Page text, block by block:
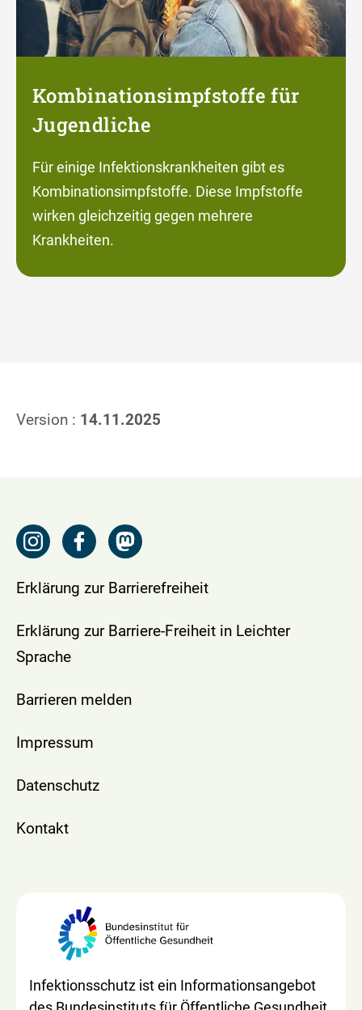
Kombinationsimpfstoffe für
Jugendliche
Für einige Infektionskrankheiten gibt es
Kombinationsimpfstoffe. Diese Impfstoffe
wirken gleichzeitig gegen mehrere
Krankheiten.
Version : 14.11.2025
Erklärung zur Barrierefreiheit
Erklärung zur Barriere-Freiheit in Leichter
Sprache
Barrieren melden
Impressum
Datenschutz
Kontakt
Infektionsschutz ist ein Informationsangebot